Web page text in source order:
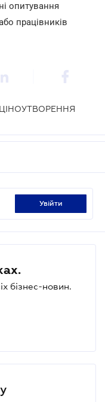
опитування
працівників
увійти
бізнес-новин.